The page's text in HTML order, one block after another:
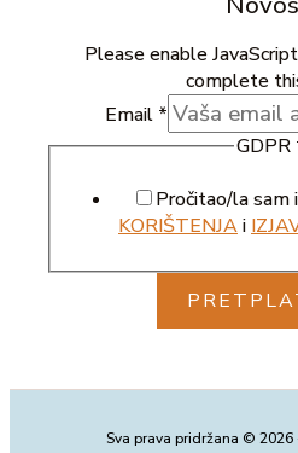
Please enable
complete
Email *
GDPR
Pročitao/la sam
KORIŠTENJAi
Sva prava pridržana © 2026